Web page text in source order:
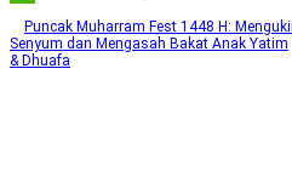
Puncak Muharram Fest 1448 H:
Senyum dan Mengasah Bakat Anak Yatim
& Dhuafa